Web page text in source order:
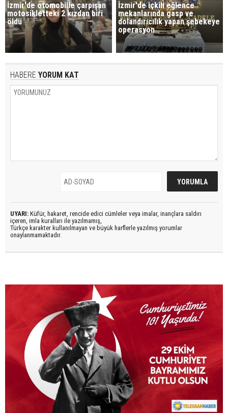
İzmir'de otomobille çarpışan
motosikletteki 2 kızdan biri
öldü
İzmir'de içkili eğlence
mekanlarında gasp ve
dolandırıcılık yapan şebekeye
operasyon
HABERE YORUM KAT
UYARI: Küfür, hakaret, rencide edici cümleler veya imalar, inançlara saldırı
içeren, imla kuralları ile yazılmamış,
Türkçe karakter kullanılmayan ve büyük harflerle yazılmış yorumlar
onaylanmamaktadır.